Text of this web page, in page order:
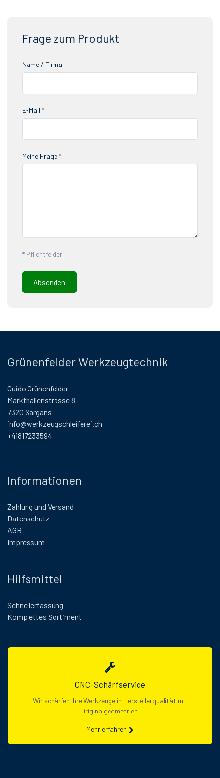
Frage zum Produkt
Name / Firma
E-Mail *
Meine Frage *
* Pflichtfelder
Grünenfelder Werkzeugtechnik
Guido Grünenfelder
Markthallenstrasse 8
7320 Sargans
info@werkzeugschleiferei.ch
+41817233594
Informationen
Zahlung und Versand
Datenschutz
AGB
Impressum
Hilfsmittel
Schnellerfassung
Komplettes Sortiment
CNC-Schärfservice
Wir schärfen Ihre Werkzeuge in Herstellerqualität mit
Originalgeometrien.
Mehr erfahren